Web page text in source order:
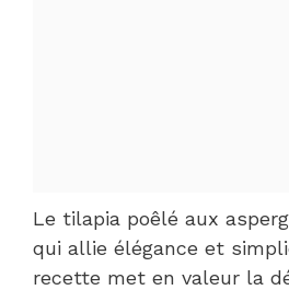
Le tilapia poêlé aux
qui allie élégance et
recette met en valeur la